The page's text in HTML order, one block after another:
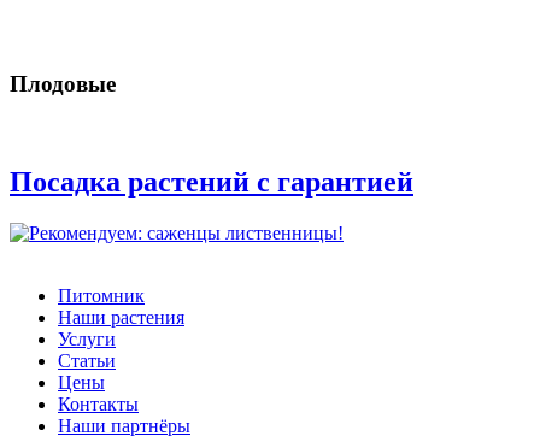
Плодовые
Посадка растений с гарантией
Питомник
Наши растения
Услуги
Статьи
Цены
Контакты
Наши партнёры